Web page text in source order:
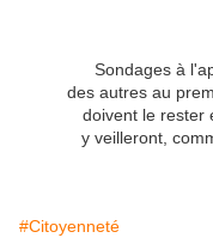
Sondages à
des autres au
doivent le rester
y veilleront,
#Citoyenneté